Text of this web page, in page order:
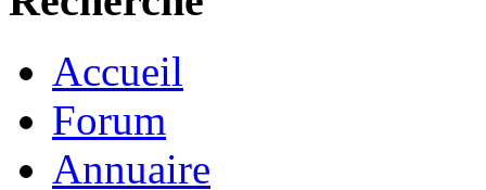
Accueil
Forum
Annuaire